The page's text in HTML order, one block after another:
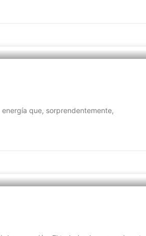
que, sorprendentemente,